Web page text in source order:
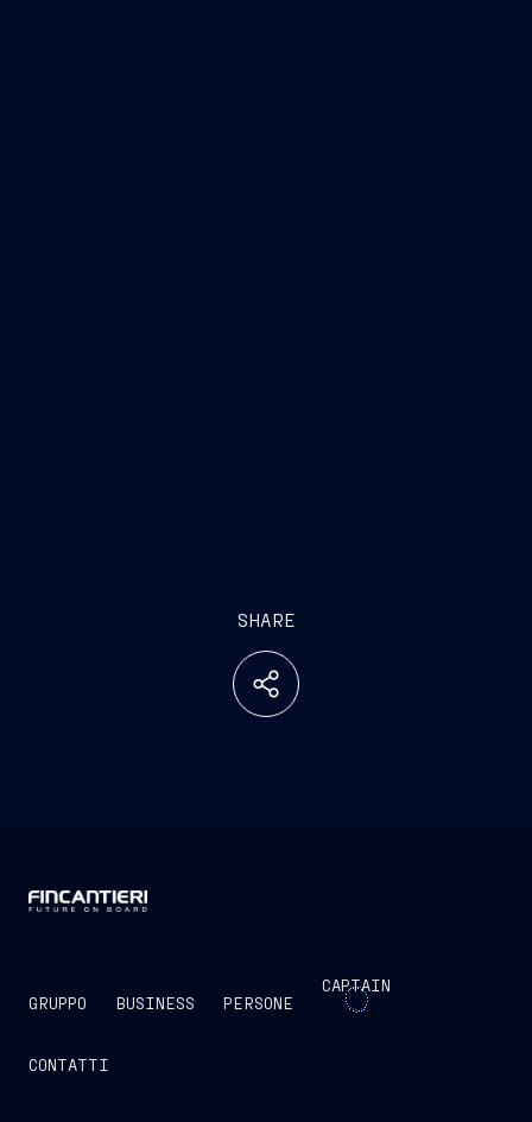
SHARE
GRUPPO BUSINESS PERSONE
CAPTAIN
CONTATTI